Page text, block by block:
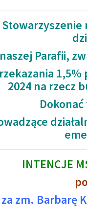
Stowarzyszenie
naszej Parafii,
2024 na rzecz
INTENCJE
zm. Barbarę